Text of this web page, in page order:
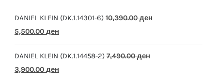
DANIEL KLEIN (DK.1.14301-6) 10,390.00ден
Original
was:
10,390.00 ден.
5,500.00 ден
is:
5,500.00 ден.
DANIEL KLEIN (DK.1.14458-2) 7,490.00ден
Original
3,900.00 ден